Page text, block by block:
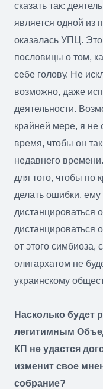
сказать так:
является одной из
оказалась УПЦ.
пословицы о том,
себе голову. Не
возможно, даже
деятельности.
крайней мере, я
время, чтобы он
недавнего
для того, чтобы по
делать ошибки, ему
дистанцироваться
дистанцироваться
от этого
олигархатом не
украинскому
Насколько будет
легитимным
КП не удастся
изменит свое
собрание?